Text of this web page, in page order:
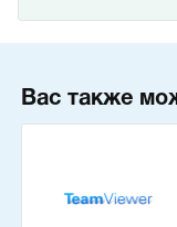
Вас также